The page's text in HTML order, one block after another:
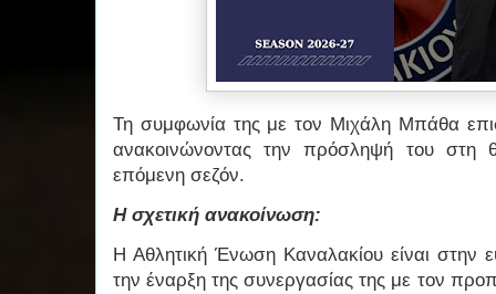
Τη συμφωνία της με τον Μιχάλη Μπάθα
ανακοινώνοντας την πρόσληψή του στη
επόμενη σεζόν.
Η σχετική ανακοίνωση:
Η Αθλητική Ένωση Καναλακίου είναι στην
την έναρξη της συνεργασίας της με τον